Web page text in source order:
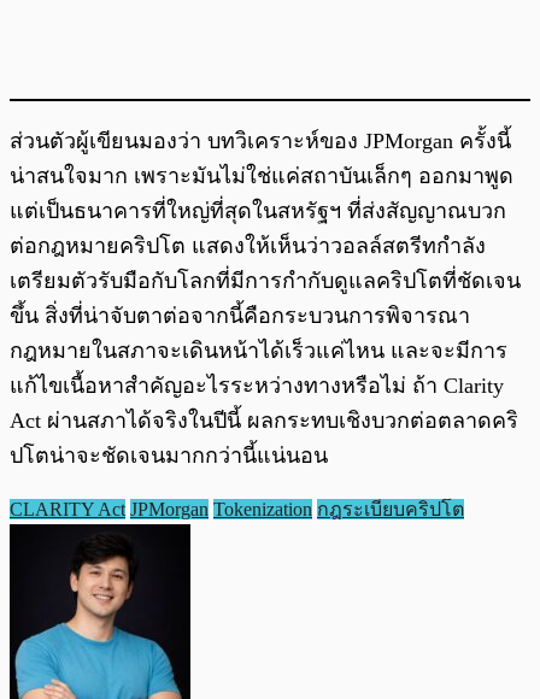
ส่วนตัวผู้เขียนมองว่า บทวิเคราะห์ของ JPMorgan ครั้งนี้
น่าสนใจมาก เพราะมันไม่ใช่แค่สถาบันเล็กๆ ออกมาพูด
แต่เป็นธนาคารที่ใหญ่ที่สุดในสหรัฐฯ ที่ส่งสัญญาณบวก
ต่อกฎหมายคริปโต แสดงให้เห็นว่าวอลล์สตรีทกำลัง
เตรียมตัวรับมือกับโลกที่มีการกำกับดูแลคริปโตที่ชัดเจน
ขึ้น สิ่งที่น่าจับตาต่อจากนี้คือกระบวนการพิจารณา
กฎหมายในสภาจะเดินหน้าได้เร็วแค่ไหน และจะมีการ
แก้ไขเนื้อหาสำคัญอะไรระหว่างทางหรือไม่ ถ้า Clarity
Act ผ่านสภาได้จริงในปีนี้ ผลกระทบเชิงบวกต่อตลาดคริ
ปโตน่าจะชัดเจนมากกว่านี้แน่นอน
CLARITY Act JPMorgan Tokenization กฎระเบียบคริปโต